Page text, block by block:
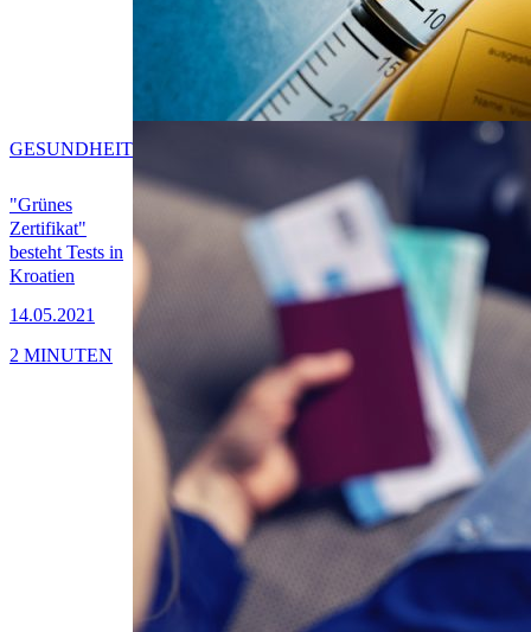
"Grünes
Zertifikat"
besteht Tests in
Kroatien
14.05.2021
GESUNDHEIT
2 MINUTEN